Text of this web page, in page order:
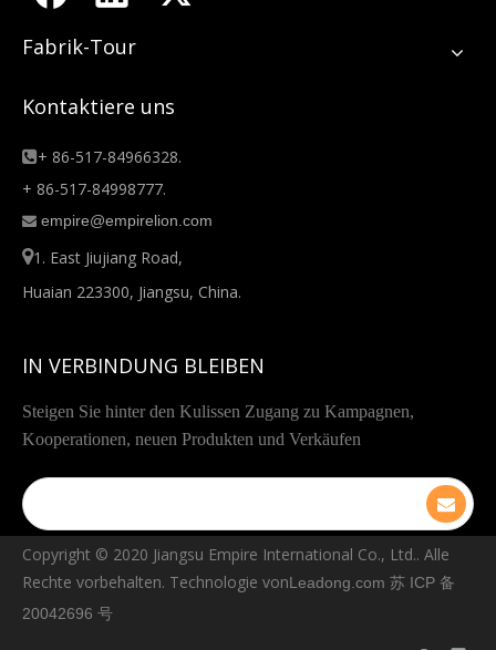
Fabrik-Tour
Kontaktiere uns
+ 86-517-84966328.
+ 86-517-84998777.
 empire@empirelion.com
1. East Jiujiang Road,
Huaian 223300, Jiangsu, China.
IN VERBINDUNG BLEIBEN
Steigen Sie hinter den Kulissen Zugang zu Kampagnen,
Kooperationen, neuen Produkten und Verkäufen
Copyright © ️2020 Jiangsu Empire International Co., Ltd.. Alle
Rechte vorbehalten. Technologie vonLeadong.com 苏 ICP 备
20042696 号